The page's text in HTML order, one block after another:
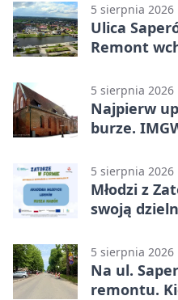
5 sierpnia 2026
Ulica
Remont
5 sierpnia 2026
Najpierw
burze.
5 sierpnia 2026
Młodzi z
swoją
5 sierpnia 2026
Na ul.
remontu.